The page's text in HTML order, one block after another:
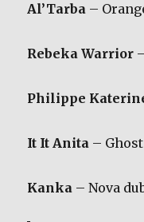
Al’Tarba –
Rebeka Warrior
Philippe
It It Anita – Ghost
Kanka – Nova